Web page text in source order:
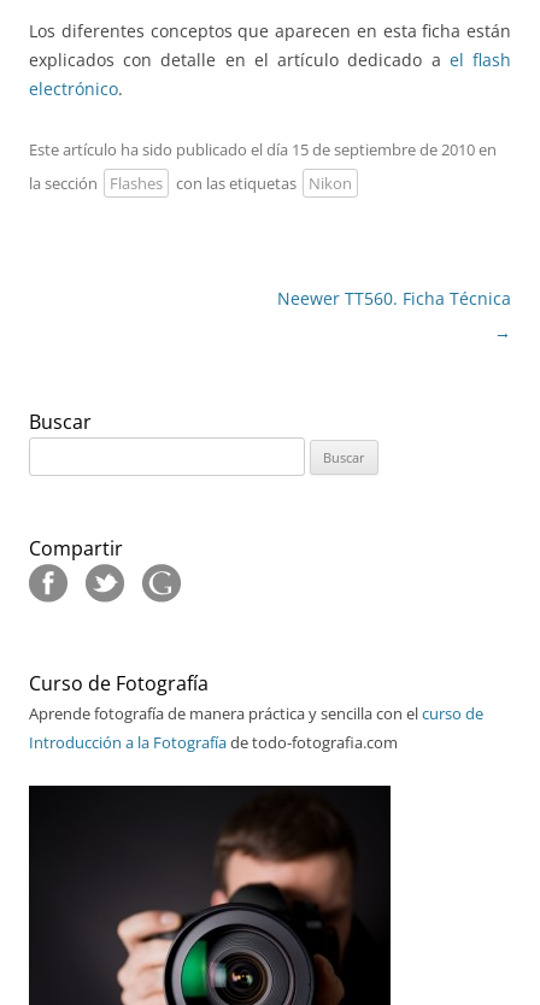
Los diferentes conceptos que aparecen en esta ficha están
explicados con detalle en el artículo dedicado a el flash
electrónico.
Este artículo ha sido publicado el día 15 de septiembre de 2010 en
la sección
Flashes con las etiquetas Nikon
Neewer TT560. Ficha Técnica
→
Buscar
Compartir
Curso de Fotografía
Aprende fotografía de manera práctica y sencilla con elcurso de
Introducción a la Fotografíade todo-fotografia.com